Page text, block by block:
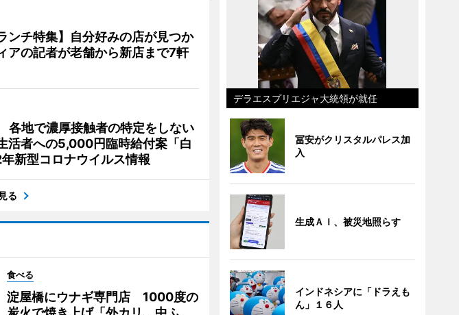
ンチ特集】自分好みの店が見つか
アの記者が老舗から新店まで7軒
地で濃厚接触者の特定をしない
者への5,000円臨時給付案「白
新型コロナウイルス情報
る
食べる
淀屋橋にウナギ専門店 1000度の
デラエスプリエジャ大統領が就任
冨安がクリスタルパレス加
入
生成ＡＩ、被災地照らす
インドネシアに「ドラえも
ん」１６人